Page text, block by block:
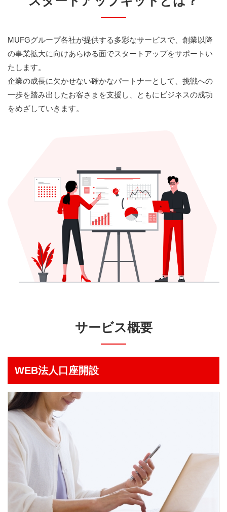
MUFGグループ各社が提供する多彩なサービスで、創業以降
の事業拡大に向けあらゆる面でスタートアップをサポートい
たします。
企業の成長に欠かせない確かなパートナーとして、挑戦への
一歩を踏み出したお客さまを支援し、ともにビジネスの成功
をめざしていきます。
サービス概要
WEB法人口座開設